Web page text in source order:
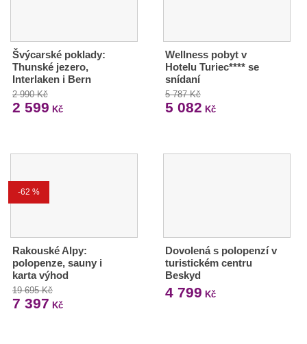
Švýcarské poklady:
Thunské jezero,
Interlaken i Bern
2 990 Kč
2 599 Kč
Wellness pobyt v
Hotelu Turiec**** se
snídaní
5 787 Kč
5 082 Kč
-62 %
Rakouské Alpy:
polopenze, sauny i
karta výhod
19 695 Kč
7 397 Kč
Dovolená s polopenzí v
turistickém centru
Beskyd
4 799 Kč